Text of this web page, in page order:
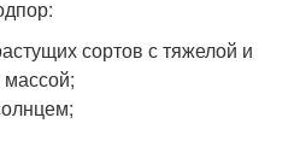
сортов с тяжелой и